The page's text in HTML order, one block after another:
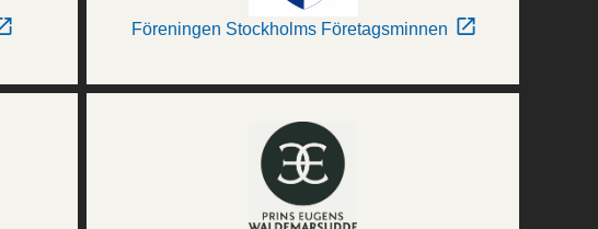
Föreningen Stockholms Företagsminnen